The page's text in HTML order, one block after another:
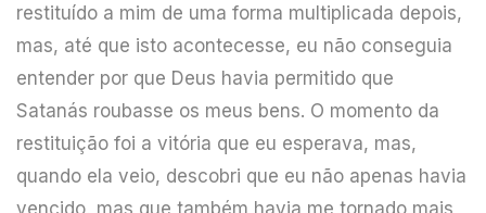
restituído a mim de uma forma multiplicada depois,
mas, até que isto acontecesse, eu não conseguia
entender por que Deus havia permitido que
Satanás roubasse os meus bens. O momento da
restituição foi a vitória que eu esperava, mas,
quando ela veio, descobri que eu não apenas havia
vencido, mas que também havia me tornado mais